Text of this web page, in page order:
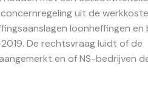
uit de
loonheffingen
De rechtsvraag luidt of de
en of NS-bedrijven